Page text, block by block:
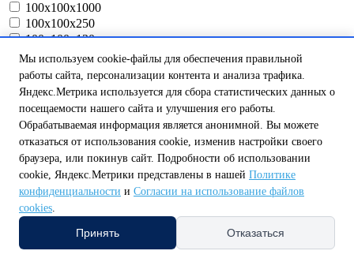
100х100х1000
100х100х250
100х100х130
110х130х100
125х125х800
140х140х10
160х160х10
180х150х150
200*190*248
200х190х248
215x390x600
225х295х300
240*203,6*420
240 *140* 540
240х203х420
Мы используем cookie-файлы для обеспечения правильной
работы сайта, персонализации контента и анализа трафика.
Яндекс.Метрика используется для сбора статистических данных о
посещаемости нашего сайта и улучшения его работы.
Обрабатываемая информация является анонимной. Вы можете
отказаться от использования cookie, изменив настройки своего
браузера, или покинув сайт. Подробности об использовании
cookie, Яндекс.Метрики представлены в нашей Политике
конфиденциальности и Согласии на использование файлов
cookies.
Принять Отказаться